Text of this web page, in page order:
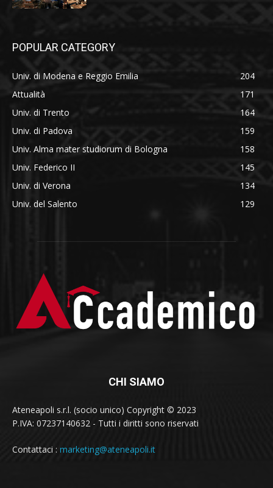
POPULAR CATEGORY
Univ. di Modena e Reggio Emilia
204
Attualità
171
Univ. di Trento
164
Univ. di Padova
159
Univ. Alma mater studiorum di Bologna
158
Univ. Federico II
145
Univ. di Verona
134
Univ. del Salento
129
CHI SIAMO
Ateneapoli s.r.l. (socio unico) Copyright © 2023
P.IVA: 07237140632 - Tutti i diritti sono riservati
Contattaci : marketing@ateneapoli.it